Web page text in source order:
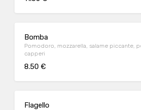
Bomba
Pomodoro, mozzarella, salame piccante,
capperi
8.50 €
Flagello